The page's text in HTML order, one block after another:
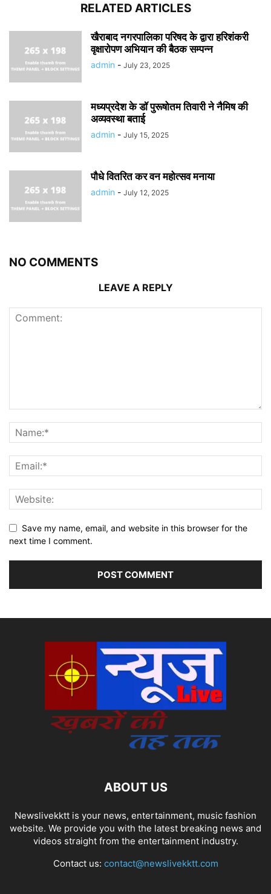
RELATED ARTICLES
खैराबाद नगरपालिका परिषद के द्वारा हरिशंकरी
वृक्षारोपण अभियान की बैठक सम्पन्न
admin - July 23, 2025
मध्यप्रदेश के डॉ पुरूषोतम तिवारी ने नैमिष की
अव्यवस्था बताई
admin - July 15, 2025
पौधे वितरित कर वन महोत्सव मनाया
admin - July 12, 2025
NO COMMENTS
LEAVE A REPLY
Save my name, email, and website in this browser for the
next time I comment.
ABOUT US
Newslivekktt is your news, entertainment, music fashion
website. We provide you with the latest breaking news and
videos straight from the entertainment industry.
Contact us: contact@newslivekktt.com